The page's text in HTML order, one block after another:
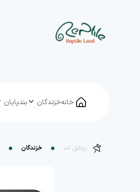
خانهخزندگان بندپایان
رپتایل لند خزندگان